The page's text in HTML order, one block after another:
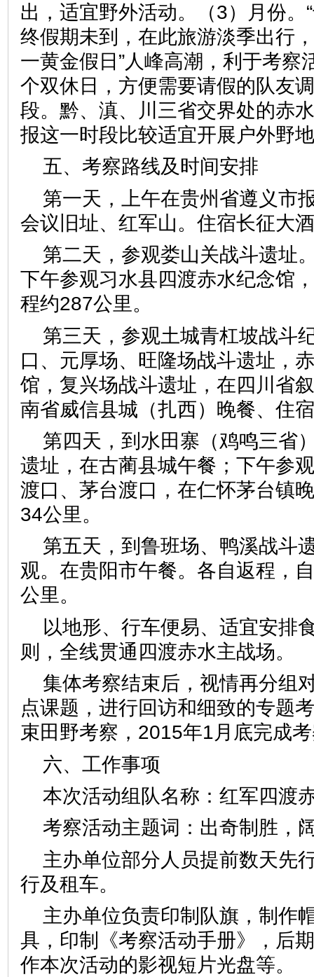
出，适宜野外活动。（3）月份。
终假期未到，在此旅游淡季出行
一黄金假日”人峰高潮，利于考察
个双休日，方便需要请假的队友
段。黔、滇、川三省交界处的赤
报这一时段比较适宜开展户外野
五、考察路线及时间安排
第一天，上午在贵州省遵义市
会议旧址、红军山。住宿长征大
第二天，参观娄山关战斗遗址
下午参观习水县四渡赤水纪念馆
程约287公里。
第三天，参观土城青杠坡战斗
口、元厚场、旺隆场战斗遗址，
馆，复兴场战斗遗址，在四川省
南省威信县城（扎西）晚餐、住
第四天，到水田寨（鸡鸣三省
遗址，在古蔺县城午餐；下午参
渡口、茅台渡口，在仁怀茅台镇
34公里。
第五天，到鲁班场、鸭溪战斗
观。在贵阳市午餐。各自返程，
公里。
以地形、行车便易、适宜安排
则，全线贯通四渡赤水主战场。
集体考察结束后，视情再分组
点课题，进行回访和细致的专题
束田野考察，2015年1月底完成
六、工作事项
本次活动组队名称：红军四渡
考察活动主题词：出奇制胜，
主办单位部分人员提前数天先
行及租车。
主办单位负责印制队旗，制作
具，印制《考察活动手册》，后
作本次活动的影视短片光盘等。